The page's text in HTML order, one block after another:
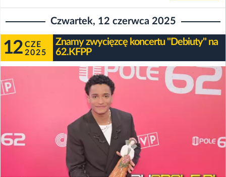
Czwartek, 12 czerwca 2025
12 CZE
2025
Znamy zwycięzcę koncertu "Debiuty" na
62.KFPP